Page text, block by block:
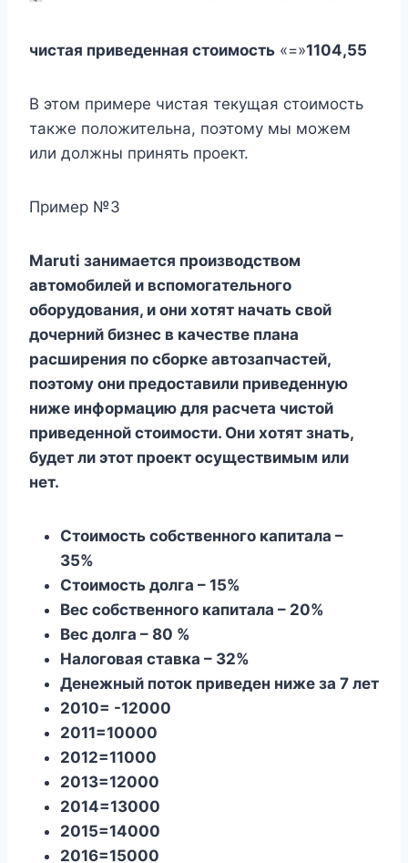
чистая приведенная стоимость «=»1104,55
В этом примере чистая текущая стоимость
также положительна, поэтому мы можем
или должны принять проект.
Пример №3
Maruti занимается производством
автомобилей и вспомогательного
оборудования, и они хотят начать свой
дочерний бизнес в качестве плана
расширения по сборке автозапчастей,
поэтому они предоставили приведенную
ниже информацию для расчета чистой
приведенной стоимости. Они хотят знать,
будет ли этот проект осуществимым или
нет.
Стоимость собственного капитала –
35%
Стоимость долга – 15%
Вес собственного капитала – 20%
Вес долга – 80 %
Налоговая ставка – 32%
Денежный поток приведен ниже за 7 лет
2010= -12000
2011=10000
2012=11000
2013=12000
2014=13000
2015=14000
2016=15000